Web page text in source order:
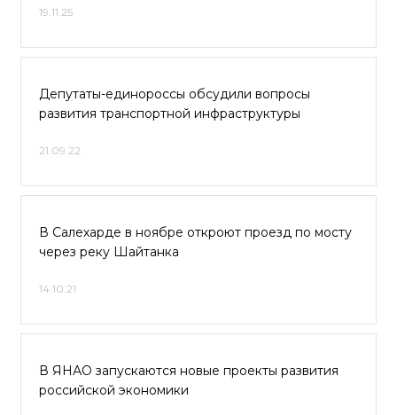
19.11.25
Депутаты-единороссы обсудили вопросы
развития транспортной инфраструктуры
21.09.22
В Салехарде в ноябре откроют проезд по мосту
через реку Шайтанка
14.10.21
В ЯНАО запускаются новые проекты развития
российской экономики